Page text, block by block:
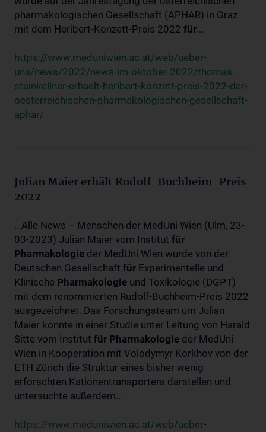
pharmakologischen Gesellschaft (APHAR) in Graz
mit dem Heribert-Konzett-Preis 2022 für...
https://www.meduniwien.ac.at/web/ueber-
uns/news/2022/news-im-oktober-2022/thomas-
steinkellner-erhaelt-heribert-konzett-preis-2022-der-
oesterreichischen-pharmakologischen-gesellschaft-
aphar/
Julian Maier erhält Rudolf-Buchheim-Preis
2022
...Alle News – Menschen der MedUni Wien (Ulm, 23-
03-2023) Julian Maier vom Institut für
Pharmakologie der MedUni Wien wurde von der
Deutschen Gesellschaft für Experimentelle und
Klinische Pharmakologie und Toxikologie (DGPT)
mit dem renommierten Rudolf-Buchheim-Preis 2022
ausgezeichnet. Das Forschungsteam um Julian
Maier konnte in einer Studie unter Leitung von Harald
Sitte vom Institut für Pharmakologie der MedUni
Wien in Kooperation mit Volodymyr Korkhov von der
ETH Zürich die Struktur eines bisher wenig
erforschten Kationentransporters darstellen und
untersuchte außerdem...
https://www.meduniwien.ac.at/web/ueber-